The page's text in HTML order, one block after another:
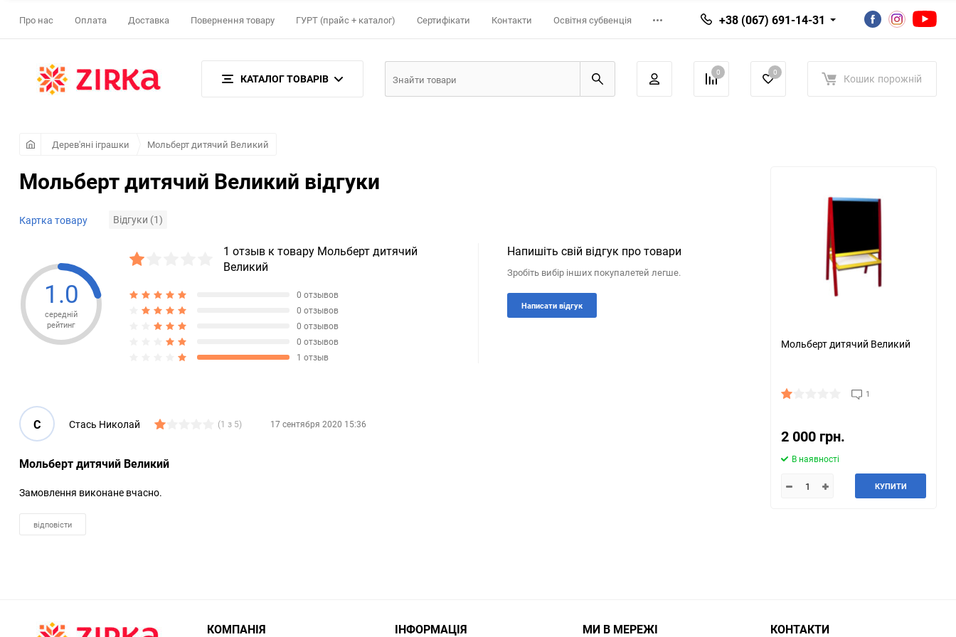
Про нас Оплата Доставка Повернення товару ГУРТ (прайс + каталог) Сертифікати Контакти Освітня субвенція +38 (067) 691-14-31
КАТАЛОГ ТОВАРІВ 0 0 Кошик порожній
Дерев'яні іграшки Мольберт дитячий Великий
Мольберт дитячий Великий відгуки
Картка товару Відгуки (1)
1.0
середній
рейтинг
1 отзыв к товару Мольберт дитячий
Великий
0 отзывов
0 отзывов
0 отзывов
0 отзывов
1 отзыв
Напишіть свій відгук про товари
Зробіть вибір інших покупалетей легше.
Написати відгук
С Стась Николай (1 з 5) 17 сентября 2020 15:36
Мольберт дитячий Великий
Замовлення виконане вчасно.
відповісти
Мольберт дитячий Великий
1
2 000 грн.
В наявності
КУПИТИ
КОМПАНІЯ ІНФОРМАЦІЯ МИ В МЕРЕЖІ КОНТАКТИ